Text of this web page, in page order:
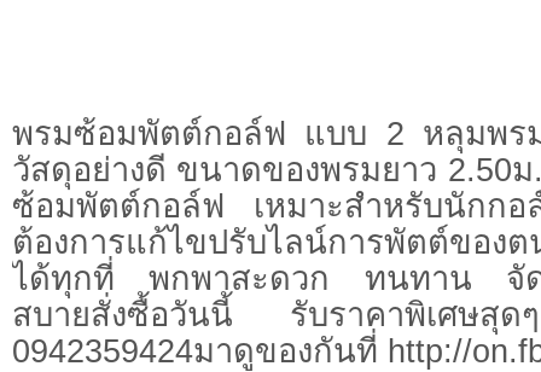
พรมซ้อมพัตต์กอล์ฟ แบบ 2 หลุมพร
วัสดุอย่างดี ขนาดของพรมยาว 2.50
ซ้อมพัตต์กอล์ฟ เหมาะสำหรับนักก
ต้องการแก้ไขปรับไลน์การพัตต์ของ
ได้ทุกที่ พกพาสะดวก ทนทาน จัดเ
สบายสั่งซื้อวันนี้ รับราคาพิเศษสุ
0942359424มาดูของกันที่ http://